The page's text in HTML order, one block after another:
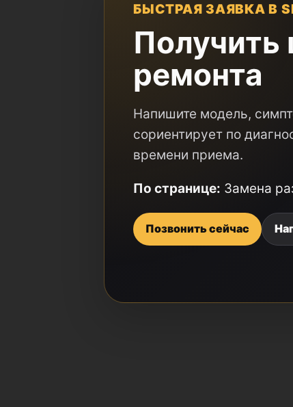
БЫСТРАЯ ЗАЯВКА В
Получить
ремонта
Напишите модель,
сориентирует по
времени приема.
По странице: Замена
Позвонить сейчас